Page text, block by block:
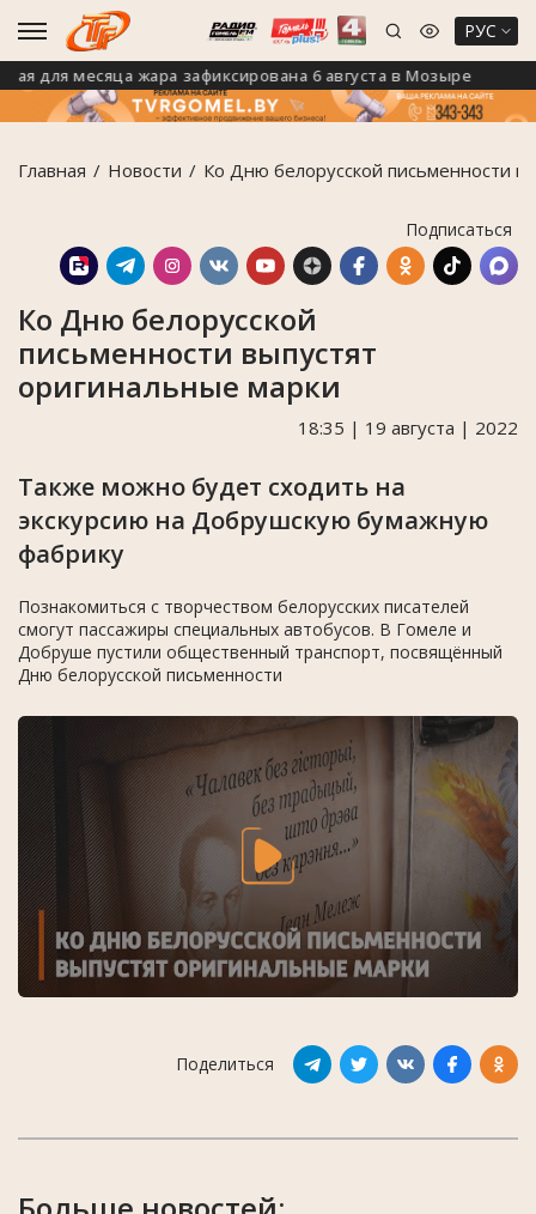
РУС
для месяца жара зафиксирована 6 августа в Мозыре
Главная Новости Ко Дню белорусской письменности
Подписаться
Ко Дню белорусской
письменности выпустят
оригинальные марки
18:35 | 19 августа | 2022
Также можно будет сходить на
экскурсию на Добрушскую бумажную
фабрику
Познакомиться с творчеством белорусских писателей
смогут пассажиры специальных автобусов. В Гомеле и
Добруше пустили общественный транспорт, посвящённый
Дню белорусской письменности
Поделиться